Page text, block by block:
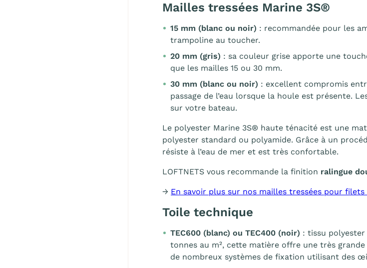
Mailles tressées Marine 3S®
15 mm (blanc ou noir) : recommandée pour les
trampoline au toucher.
20 mm (gris) : sa couleur grise apporte une
que les mailles 15 ou 30 mm.
30 mm (blanc ou noir) : excellent compromis
passage de l’eau lorsque la houle est présente.
sur votre bateau.
Le polyester Marine 3S® haute ténacité est une
polyester standard ou polyamide. Grâce à un
résiste à l’eau de mer et est très confortable.
LOFTNETS vous recommande la finition ralingue
→ En savoir plus sur nos mailles tressées pour filets
Toile technique
TEC600 (blanc) ou TEC400 (noir) : tissu polyester
tonnes au m², cette matière offre une très
de nombreux systèmes de fixation utilisant des